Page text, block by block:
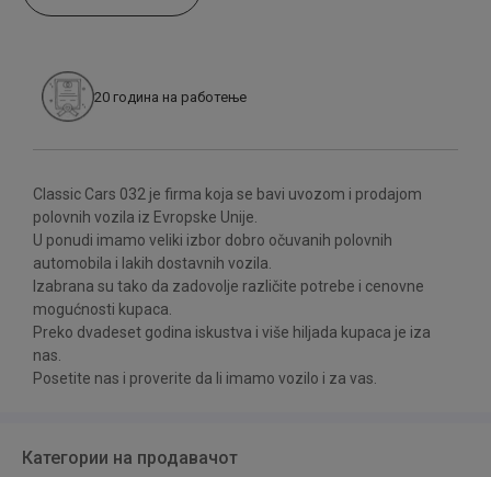
20 година на работење
Classic Cars 032 je firma koja se bavi uvozom i prodajom
polovnih vozila iz Evropske Unije.
U ponudi imamo veliki izbor dobro očuvanih polovnih
automobila i lakih dostavnih vozila.
Izabrana su tako da zadovolje različite potrebe i cenovne
mogućnosti kupaca.
Preko dvadeset godina iskustva i više hiljada kupaca je iza
nas.
Posetite nas i proverite da li imamo vozilo i za vas.
Категории на продавачот